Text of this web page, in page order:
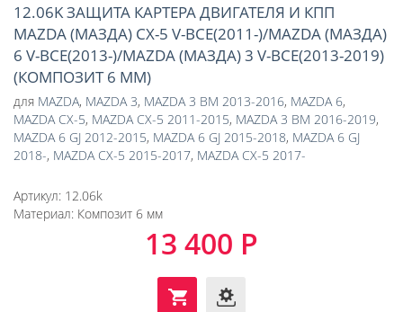
12.06K ЗАЩИТА КАРТЕРА ДВИГАТЕЛЯ И КПП
MAZDA (МАЗДА) CX-5 V-ВСЕ(2011-)/MAZDA (МАЗДА)
6 V-ВСЕ(2013-)/MAZDA (МАЗДА) 3 V-ВСЕ(2013-2019)
(КОМПОЗИТ 6 ММ)
для MAZDA, MAZDA 3, MAZDA 3 BM 2013-2016, MAZDA 6,
MAZDA CX-5, MAZDA CX-5 2011-2015, MAZDA 3 BM 2016-2019,
MAZDA 6 GJ 2012-2015, MAZDA 6 GJ 2015-2018, MAZDA 6 GJ
2018-, MAZDA CX-5 2015-2017, MAZDA CX-5 2017-
Артикул: 12.06k
Материал: Композит 6 мм
13 400 Р